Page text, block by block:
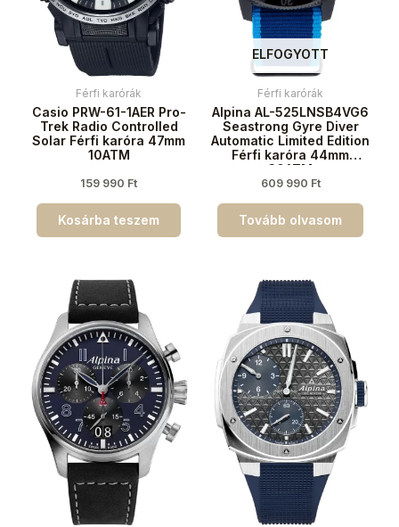
Férfi karórák
Casio PRW-61-1AER Pro-
Trek Radio Controlled
Solar Férfi karóra 47mm
10ATM
159 990 Ft
Kosárba teszem
ELFOGYOTT
Férfi karórák
Alpina AL-525LNSB4VG6
Seastrong Gyre Diver
Automatic Limited Edition
Férfi karóra 44mm
30ATM
609 990 Ft
Tovább olvasom